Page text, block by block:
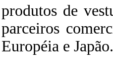
produtos de
parceiros
Européia e Japão.